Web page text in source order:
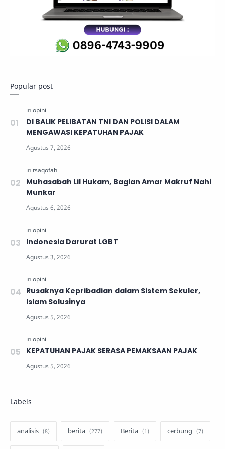
Popular post
DI BALIK PELIBATAN TNI DAN POLISI DALAM
MENGAWASI KEPATUHAN PAJAK
Muhasabah Lil Hukam, Bagian Amar Makruf Nahi
Munkar
Indonesia Darurat LGBT
Rusaknya Kepribadian dalam Sistem Sekuler,
Islam Solusinya
KEPATUHAN PAJAK SERASA PEMAKSAAN PAJAK
Labels
analisis berita Berita cerbung